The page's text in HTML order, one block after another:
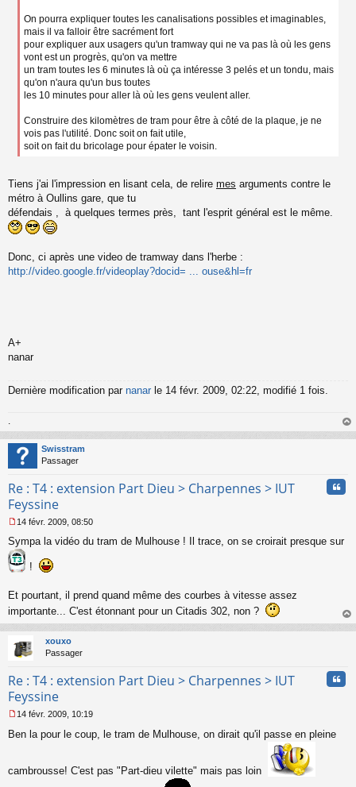
On pourra expliquer toutes les canalisations possibles et imaginables,
mais il va falloir être sacrément fort
pour expliquer aux usagers qu'un tramway qui ne va pas là où les gens
vont est un progrès, qu'on va mettre
un tram toutes les 6 minutes là où ça intéresse 3 pelés et un tondu, mais
qu'on n'aura qu'un bus toutes
les 10 minutes pour aller là où les gens veulent aller.
Construire des kilomètres de tram pour être à côté de la plaque, je ne
vois pas l'utilité. Donc soit on fait utile,
soit on fait du bricolage pour épater le voisin.
Tiens j'ai l'impression en lisant cela, de relire mes arguments contre le
métro à Oullins gare, que tu
défendais , à quelques termes près, tant l'esprit général est le même.
Donc, ci après une video de tramway dans l'herbe :
http://video.google.fr/videoplay?docid= ... ouse&hl=fr
A+
nanar
Dernière modification par nanar le 14 févr. 2009, 02:22, modifié 1 fois.
.
au
Swisstram
Passager
Re : T4 : extension Part Dieu > Charpennes > IUT
Feyssine
e
s
s
g
e
n
o
u
14 févr. 2009, 08:50
Sympa la vidéo du tram de Mulhouse ! Il trace, on se croirait presque sur
!
Et pourtant, il prend quand même des courbes à vitesse assez
importante... C'est étonnant pour un Citadis 302, non ?
au
xouxo
Passager
Re : T4 : extension Part Dieu > Charpennes > IUT
Feyssine
e
a
14 févr. 2009, 10:19
Ben la pour le coup, le tram de Mulhouse, on dirait qu'il passe en pleine
cambrousse! C'est pas "Part-dieu vilette" mais pas loin